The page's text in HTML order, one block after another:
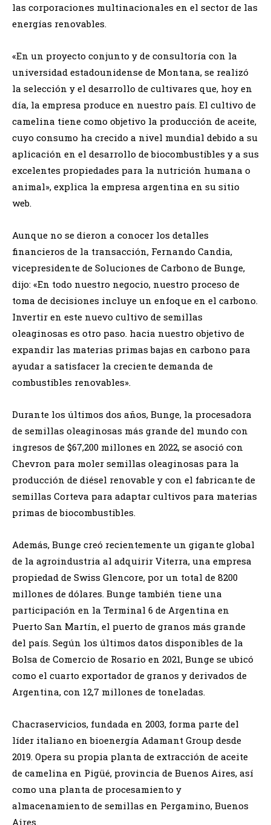
las corporaciones multinacionales en el sector de las
energías renovables.
«En un proyecto conjunto y de consultoría con la
universidad estadounidense de Montana, se realizó
la selección y el desarrollo de cultivares que, hoy en
día, la empresa produce en nuestro país. El cultivo de
camelina tiene como objetivo la producción de aceite,
cuyo consumo ha crecido a nivel mundial debido a su
aplicación en el desarrollo de biocombustibles y a sus
excelentes propiedades para la nutrición humana o
animal», explica la empresa argentina en su sitio
web.
Aunque no se dieron a conocer los detalles
financieros de la transacción, Fernando Candia,
vicepresidente de Soluciones de Carbono de Bunge,
dijo: «En todo nuestro negocio, nuestro proceso de
toma de decisiones incluye un enfoque en el carbono.
Invertir en este nuevo cultivo de semillas
oleaginosas es otro paso. hacia nuestro objetivo de
expandir las materias primas bajas en carbono para
ayudar a satisfacer la creciente demanda de
combustibles renovables».
Durante los últimos dos años, Bunge, la procesadora
de semillas oleaginosas más grande del mundo con
ingresos de $67,200 millones en 2022, se asoció con
Chevron para moler semillas oleaginosas para la
producción de diésel renovable y con el fabricante de
semillas Corteva para adaptar cultivos para materias
primas de biocombustibles.
Además, Bunge creó recientemente un gigante global
de la agroindustria al adquirir Viterra, una empresa
propiedad de Swiss Glencore, por un total de 8200
millones de dólares. Bunge también tiene una
participación en la Terminal 6 de Argentina en
Puerto San Martín, el puerto de granos más grande
del país. Según los últimos datos disponibles de la
Bolsa de Comercio de Rosario en 2021, Bunge se ubicó
como el cuarto exportador de granos y derivados de
Argentina, con 12,7 millones de toneladas.
Chacraservicios, fundada en 2003, forma parte del
líder italiano en bioenergía Adamant Group desde
2019. Opera su propia planta de extracción de aceite
de camelina en Pigüé, provincia de Buenos Aires, así
como una planta de procesamiento y
almacenamiento de semillas en Pergamino, Buenos
Aires.